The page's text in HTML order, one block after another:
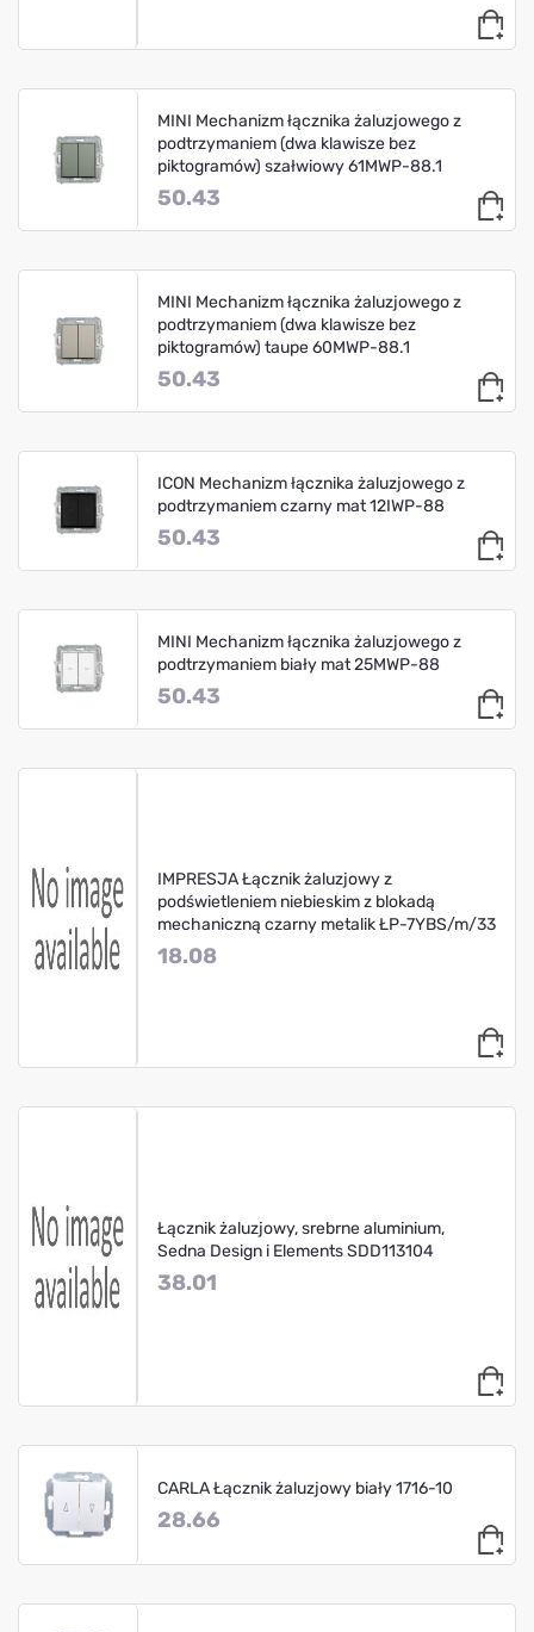
MINI Mechanizm łącznika żaluzjowego z
podtrzymaniem (dwa klawisze bez
piktogramów) szałwiowy 61MWP-88.1
50.43
MINI Mechanizm łącznika żaluzjowego z
podtrzymaniem (dwa klawisze bez
piktogramów) taupe 60MWP-88.1
50.43
ICON Mechanizm łącznika żaluzjowego z
podtrzymaniem czarny mat 12IWP-88
50.43
MINI Mechanizm łącznika żaluzjowego z
podtrzymaniem biały mat 25MWP-88
50.43
IMPRESJA Łącznik żaluzjowy z
podświetleniem niebieskim z blokadą
mechaniczną czarny metalik ŁP-7YBS/m/33
18.08
Łącznik żaluzjowy, srebrne aluminium,
Sedna Design i Elements SDD113104
38.01
CARLA Łącznik żaluzjowy biały 1716-10
28.66